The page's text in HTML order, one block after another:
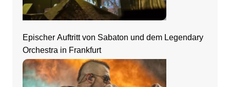
Epischer Auftritt von Sabaton und dem Legendary
Orchestra in Frankfurt